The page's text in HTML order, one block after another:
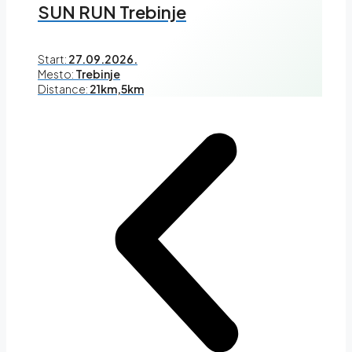
SUN RUN Trebinje
Start: 27.09.2026.
Mesto: Trebinje
Distance: 21km,5km